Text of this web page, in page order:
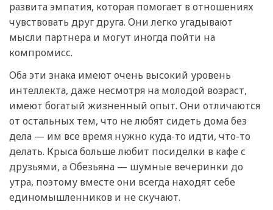
развита эмпатия, которая помогает в отношениях
чувствовать друг друга. Они легко угадывают
мысли партнера и могут иногда пойти на
компромисс.
Оба эти знака имеют очень высокий уровень
интеллекта, даже несмотря на молодой возраст,
имеют богатый жизненный опыт. Они отличаются
от остальных тем, что не любят сидеть дома без
дела — им все время нужно куда-то идти, что-то
делать. Крыса больше любит посиделки в кафе с
друзьями, а Обезьяна — шумные вечеринки до
утра, поэтому вместе они всегда находят себе
единомышленников и не скучают.